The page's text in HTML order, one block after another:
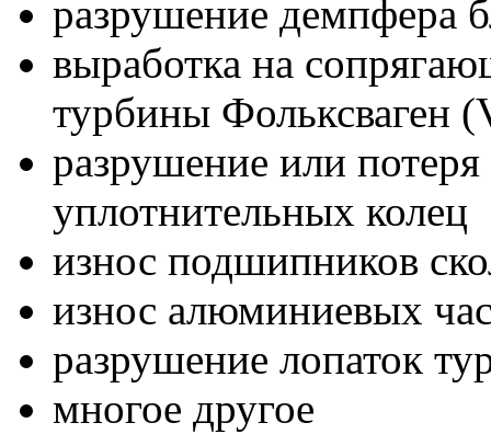
разрушение демпфера
выработка на
турбины Фольксваген
разрушение или
уплотнительных колец
износ подшипников
износ алюминиевых
разрушение лопаток
многое другое